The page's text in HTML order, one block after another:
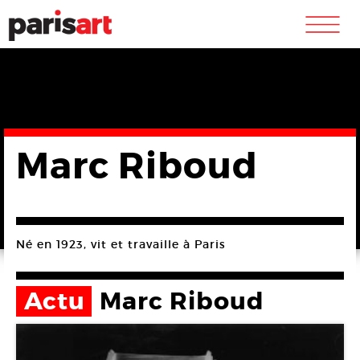
m
Marc Riboud
Né en 1923, vit et travaille à Paris
Actu Marc Riboud